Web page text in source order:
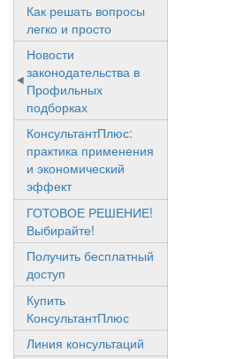
Как решать вопросы
легко и просто
Новости
законодательства в
Профильных
подборках
КонсультантПлюс:
практика применения
и экономический
эффект
ГОТОВОЕ РЕШЕНИЕ!
Выбирайте!
Получить бесплатный
доступ
Купить
КонсультантПлюс
Линия консультаций